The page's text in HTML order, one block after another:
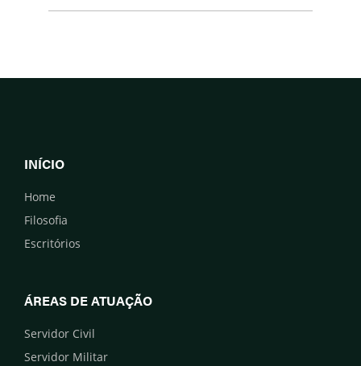
INÍCIO
Home
Filosofia
Escritórios
ÁREAS DE ATUAÇÃO
Servidor Civil
Servidor Militar